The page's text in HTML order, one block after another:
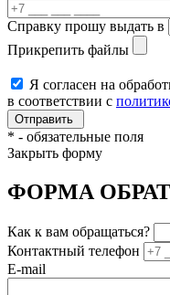
Справку прошу выдать в
Прикрепить файлы
Я согласен на
в соответствии с
* - обязательные поля
Закрыть форму
ФОРМА
Как к вам обращаться?
Контактный телефон
E-mail